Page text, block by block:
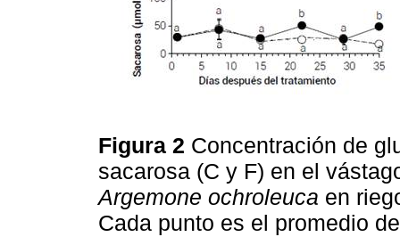
Figura 2 Concentración de
sacarosa (C y F) en el
Argemone ochroleuca en
Cada punto es el promedio